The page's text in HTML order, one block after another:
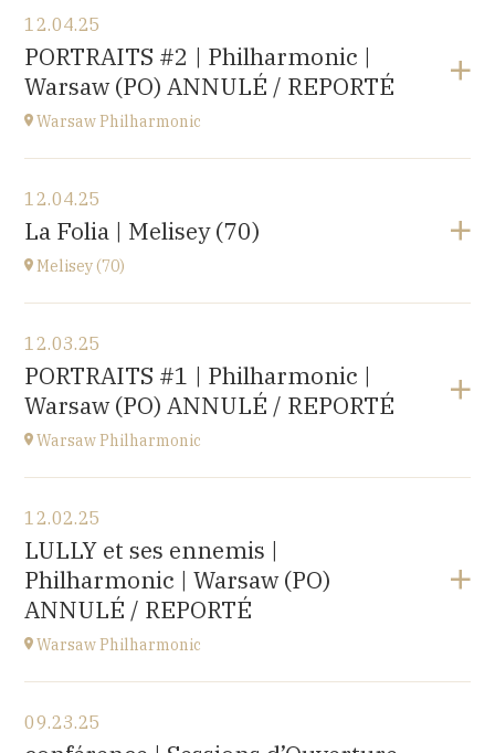
Gymnase,
1B Route de Ronchamp, 70270 Saint-Barthélemy
at15H
12.04.25
PORTRAITS #2 | Philharmonic |
Warsaw (PO) ANNULÉ / REPORTÉ
Warsaw Philharmonic
POLOGNE
at20H00
Buy your tickets
12.04.25
La Folia | Melisey (70)
Melisey (70)
Melisey (70)
at18H00
12.03.25
PORTRAITS #1 | Philharmonic |
Warsaw (PO) ANNULÉ / REPORTÉ
Warsaw Philharmonic
POLOGNE
at20H00
Buy your tickets
12.02.25
LULLY et ses ennemis |
Philharmonic | Warsaw (PO)
ANNULÉ / REPORTÉ
Warsaw Philharmonic
POLOGNE
09.23.25